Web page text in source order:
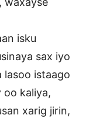
isku
sax iyo
lasoo istaago
oo kaliya,
xarig jirin,